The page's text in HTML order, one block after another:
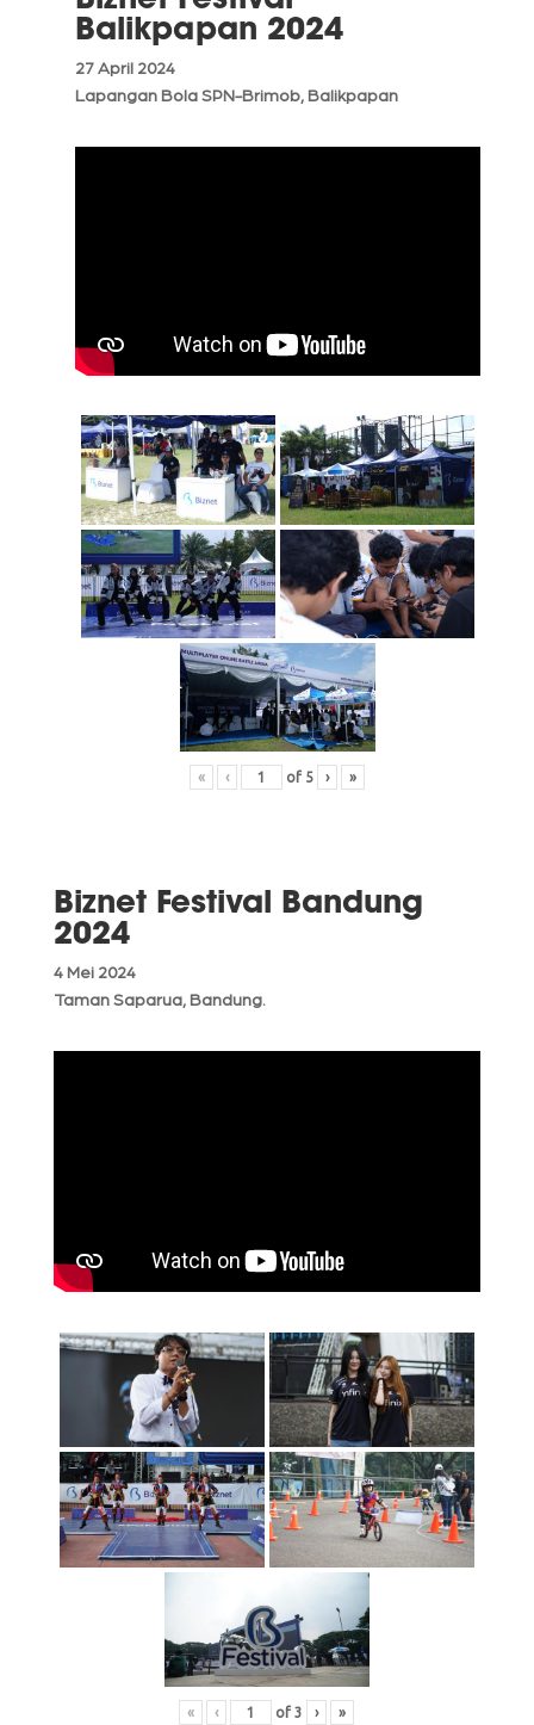
Balikpapan 2024
27 April 2024
Lapangan Bola SPN-Brimob, Balikpapan
« ‹ of 5 › »
Biznet Festival Bandung
2024
4 Mei 2024
Taman Saparua, Bandung.
« ‹ of3 › »